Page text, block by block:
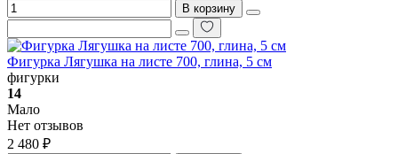
В корзину
Фигурка Лягушка на листе 700, глина, 5 см
фигурки
14
Мало
Нет отзывов
2 480 ₽